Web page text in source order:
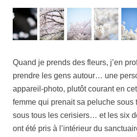
Quand je prends des fleurs, j’en
prendre les gens autour… une
appareil-photo, plutôt courant en
femme qui prenait sa peluche sous
sous tous les cerisiers… et les six
ont été pris à l’intérieur du